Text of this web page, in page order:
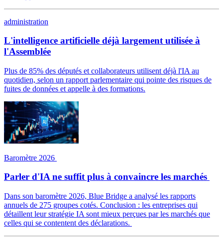
administration
L'intelligence artificielle déjà largement utilisée à
l'Assemblée
Plus de 85% des députés et collaborateurs utilisent déjà l'IA au
quotidien, selon un rapport parlementaire qui pointe des risques de
fuites de données et appelle à des formations.
Baromètre 2026
Parler d'IA ne suffit plus à convaincre les marchés
Dans son baromètre 2026, Blue Bridge a analysé les rapports
annuels de 275 groupes cotés. Conclusion : les entreprises qui
détaillent leur stratégie IA sont mieux perçues par les marchés que
celles qui se contentent des déclarations.